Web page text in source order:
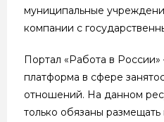
муниципальные
компании с
Портал «Работа в
платформа в сфере
отношений. На данном
только обязаны